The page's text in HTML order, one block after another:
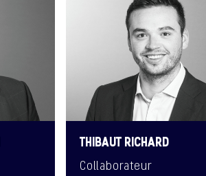
THIBAUT RICHARD
Collaborateur